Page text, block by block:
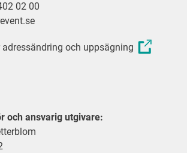
02 00
och uppsägning
och ansvarig utgivare: